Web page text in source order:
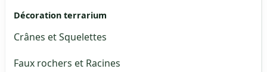
Décoration terrarium
Crânes et Squelettes
Faux rochers et Racines